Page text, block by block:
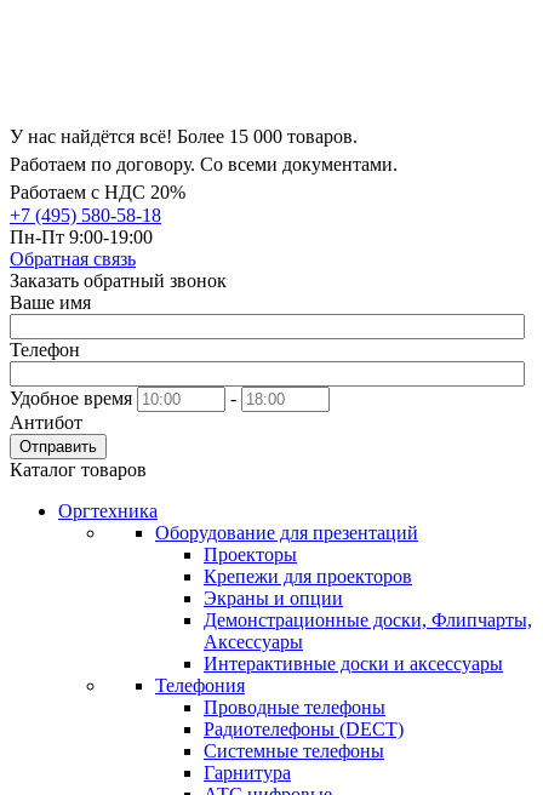
У нас найдётся всё! Более 15 000 товаров.
Работаем по договору. Со всеми документами.
Работаем с НДС 20%
+7 (495) 580-58-18
Пн-Пт 9:00-19:00
Обратная связь
Заказать обратный звонок
Ваше имя
Телефон
Удобное время
-
Антибот
Отправить
Каталог товаров
Оргтехника
Оборудование для презентаций
Проекторы
Крепежи для проекторов
Экраны и опции
Демонстрационные доски, Флипчарты,
Аксессуары
Интерактивные доски и аксессуары
Телефония
Проводные телефоны
Радиотелефоны (DECT)
Системные телефоны
Гарнитура